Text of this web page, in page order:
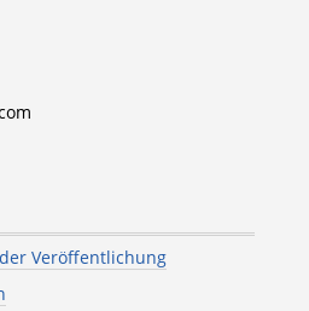
Veröffentlichung